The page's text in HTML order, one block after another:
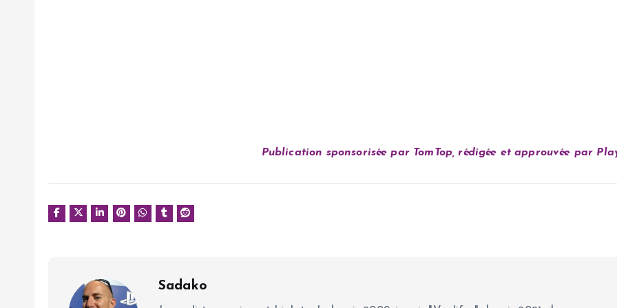
Publication sponsorisée par TomTop, rédigée et approuvée par
Sadako